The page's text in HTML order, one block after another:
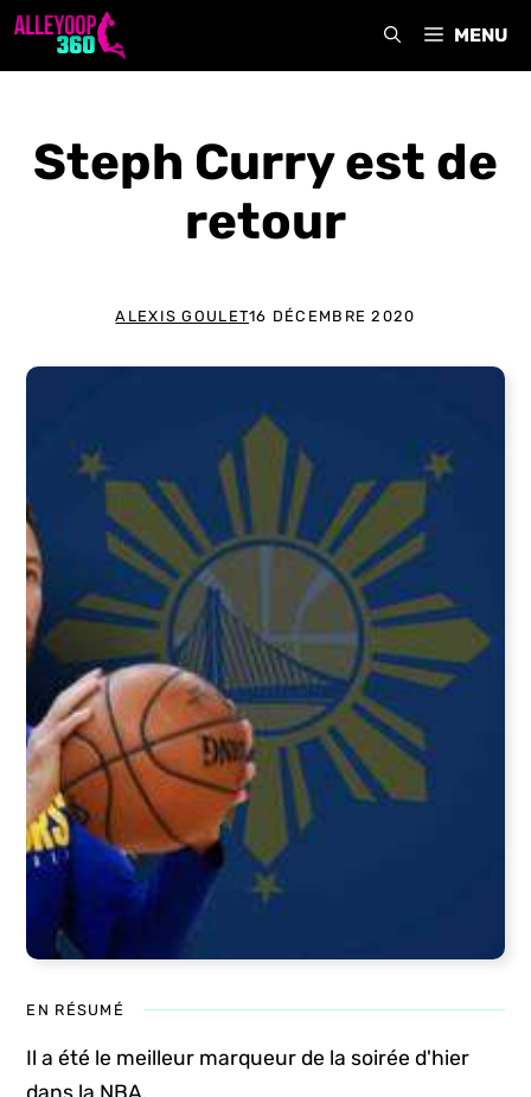
Aller
MENU
Steph Curry est de
retour
ALEXIS GOULET16 DÉCEMBRE 2020
EN RÉSUMÉ
Il a été le meilleur marqueur de la soirée d'hier
dans la NBA.